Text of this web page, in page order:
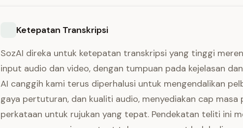
Ketepatan Transkripsi
SozAI direka untuk ketepatan transkripsi yang tinggi
input audio dan video, dengan tumpuan pada kejelasan
AI canggih kami terus diperhalusi untuk mengendalikan
gaya pertuturan, dan kualiti audio, menyediakan cap masa
perkataan untuk rujukan yang tepat. Pendekatan teliti ini